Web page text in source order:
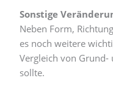
Sonstige
Neben Form,
es noch weitere
Vergleich von Grund-
sollte.